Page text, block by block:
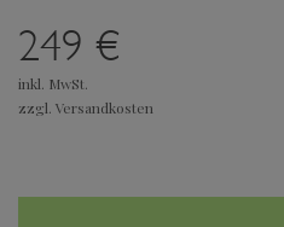
249 €
inkl. MwSt.
zzgl. Versandkosten